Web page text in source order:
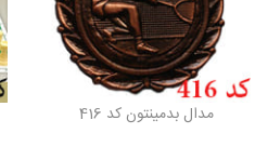
مدال بدمینتون کد 416